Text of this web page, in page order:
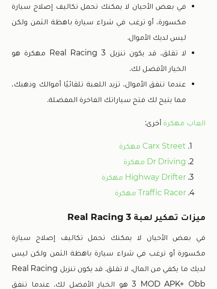
في بعض الأحيان لا يمكنك تحمل تكاليف إصلاح سيارة
مكسورة، أو ترغب في شراء سيارة باهظة الثمن ولكن
ليس لديك الأموال.
لا تقلق، قد يكون تنزيل Real Racing 3 مهكرة هو
الخيار الأفضل لك.
عندما تنفق الأموال، تزيد اللعبة تلقائيًا أموالك وذهبك،
مما يتيح لك فتح سياراتك الفاخرة المفضلة.
العاب مهكرة أخرى:
Carx Street مهكرة
Dr Driving مهكرة
Highway Drifter مهكرة
Traffic Racer مهكرة
ميزات تهكير لعبة Real Racing 3
في بعض الأحيان لا يمكنك تحمل تكاليف إصلاح سيارة
مكسورة أو ترغب في شراء سيارة باهظة الثمن ولكن ليس
لديك ما يكفي من المال. لا تقلق. قد يكون تنزيل Real Racing
3 MOD APK+ Obb هو الخيار الأفضل لك. عندما تنفق